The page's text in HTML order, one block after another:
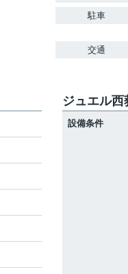
駐車
交通
ジュエル西
設備条件